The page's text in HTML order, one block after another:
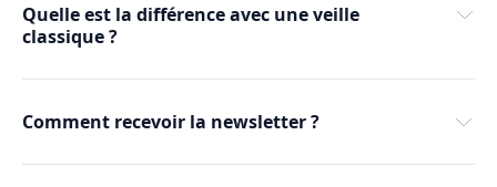
Quelle est la différence avec une veille
classique ?
Comment recevoir la newsletter ?
Rejoindre le Café